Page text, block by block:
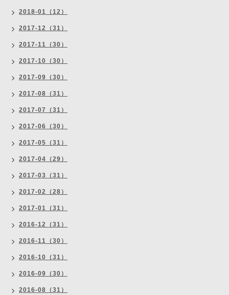
2018-01（12）
2017-12（31）
2017-11（30）
2017-10（30）
2017-09（30）
2017-08（31）
2017-07（31）
2017-06（30）
2017-05（31）
2017-04（29）
2017-03（31）
2017-02（28）
2017-01（31）
2016-12（31）
2016-11（30）
2016-10（31）
2016-09（30）
2016-08（31）